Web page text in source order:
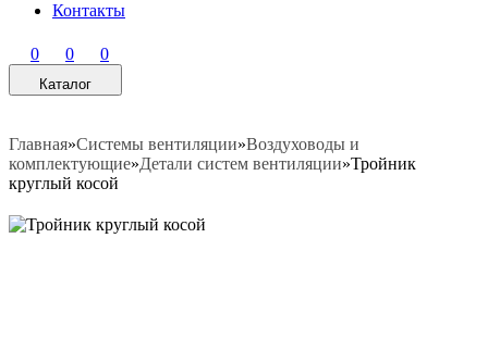
Контакты
0 0 0
Каталог
Главная»Системы вентиляции»Воздуховоды и
комплектующие»Детали систем вентиляции»Тройник
круглый косой